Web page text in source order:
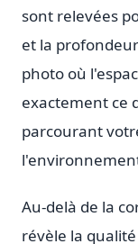
sont relevées
et la
photo où
exactement ce
parcourant
Au-delà de la
révèle la